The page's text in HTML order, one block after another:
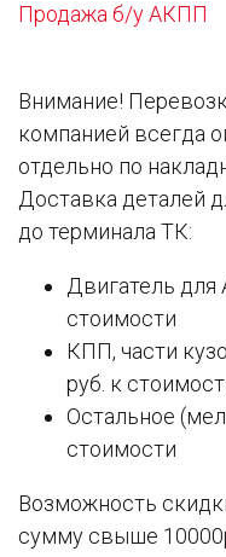
Продажа б/у АКПП
Внимание!
компанией всегда
отдельно по
Доставка деталей
до терминала ТК:
Двигатель для
стоимости
КПП, части
руб. к
Остальное
стоимости
Возможность
сумму свыше